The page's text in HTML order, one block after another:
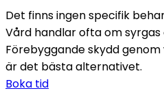
Det finns ingen specifik
Vård handlar ofta om syrgas
Förebyggande skydd
är det bästa alternativet.
Boka tid